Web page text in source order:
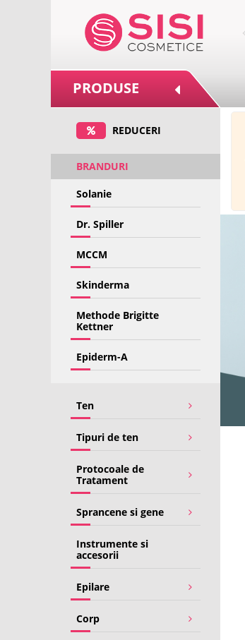
PRODUSE
REDUCERI
BRANDURI
Solanie
Dr. Spiller
MCCM
Skinderma
Methode Brigitte
Kettner
Epiderm-A
Ten
Tipuri de ten
Protocoale de
Tratament
Sprancene si gene
Instrumente si
accesorii
Epilare
Corp